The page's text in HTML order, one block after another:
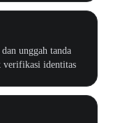
unggah tanda
verifikasi identitas